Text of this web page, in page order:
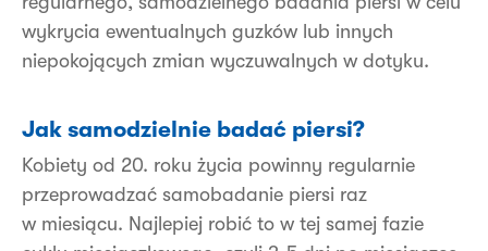
wykrycia ewentualnych guzków lub innych
niepokojących zmian wyczuwalnych w dotyku.
Jak samodzielnie badać piersi?
Kobiety od 20. roku życia powinny regularnie
przeprowadzać samobadanie piersi raz
w miesiącu. Najlepiej robić to w tej samej fazie